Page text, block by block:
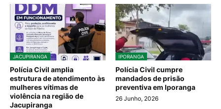
JACUPIRANGA
Polícia Civil amplia
estrutura de atendimento às
mulheres vítimas de
violência na região de
Jacupiranga
IPORANGA
Polícia Civil cumpre
mandados de prisão
preventiva em Iporanga
26 Junho, 2026